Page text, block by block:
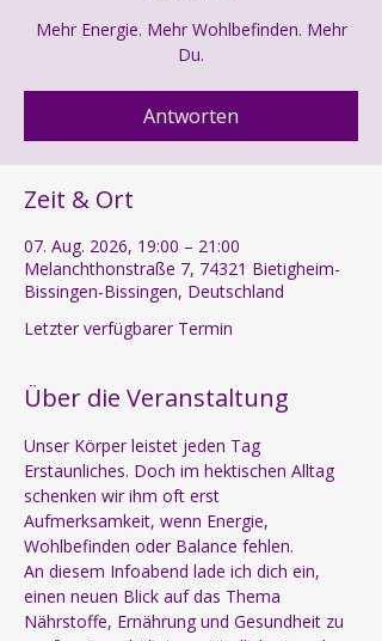
Mehr Energie. Mehr Wohlbefinden. Mehr
Du.
Antworten
Zeit & Ort
07. Aug. 2026, 19:00 – 21:00
Melanchthonstraße 7, 74321 Bietigheim-
Bissingen-Bissingen, Deutschland
Letzter verfügbarer Termin
Über die Veranstaltung
Unser Körper leistet jeden Tag
Erstaunliches. Doch im hektischen Alltag
schenken wir ihm oft erst
Aufmerksamkeit, wenn Energie,
Wohlbefinden oder Balance fehlen.
An diesem Infoabend lade ich dich ein,
einen neuen Blick auf das Thema
Nährstoffe, Ernährung und Gesundheit zu